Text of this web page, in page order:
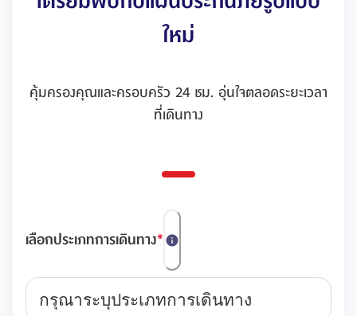
ใหม่
คุ้มครองคุณและครอบครัว 24 ชม. อุ่นใจตลอดระยะเวลา
ที่เดินทาง
เลือกประเภทการเดินทาง*
กรุณาระบุประเภทการเดินทาง